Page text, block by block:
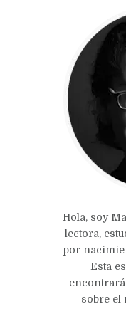
Hola, soy
lectora,
por
Esta
sobre el